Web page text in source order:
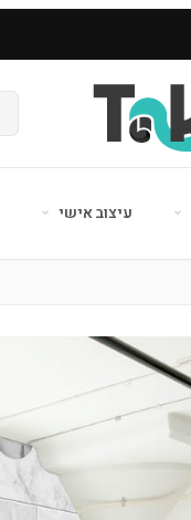
עיצוב אישי